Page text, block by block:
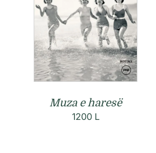
Muza e haresë
1200 L